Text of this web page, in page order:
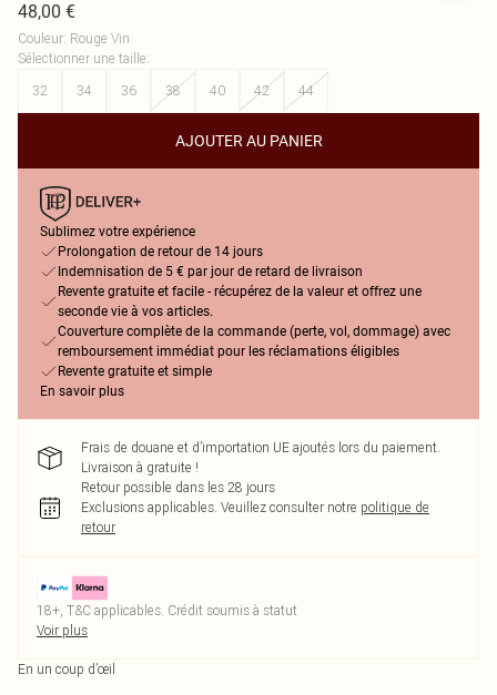
48,00 €
Couleur: Rouge Vin
Sélectionner une taille:
32
34 36 38 40 42 44
AJOUTER AU PANIER
Sublimez votre expérience
Prolongation de retour de 14 jours
Indemnisation de 5 € par jour de retard de livraison
Revente gratuite et facile - récupérez de la valeur et offrez une
seconde vie à vos articles.
Couverture complète de la commande (perte, vol, dommage) avec
remboursement immédiat pour les réclamations éligibles
Revente gratuite et simple
En savoir plus
Frais de douane et d’importation UE ajoutés lors du paiement.
Livraison à gratuite !
Retour possible dans les 28 jours
Exclusions applicables. Veuillez consulter notre politique de
retour
18+, T&C applicables. Crédit soumis à statut
Voir plus
En un coup d’œil